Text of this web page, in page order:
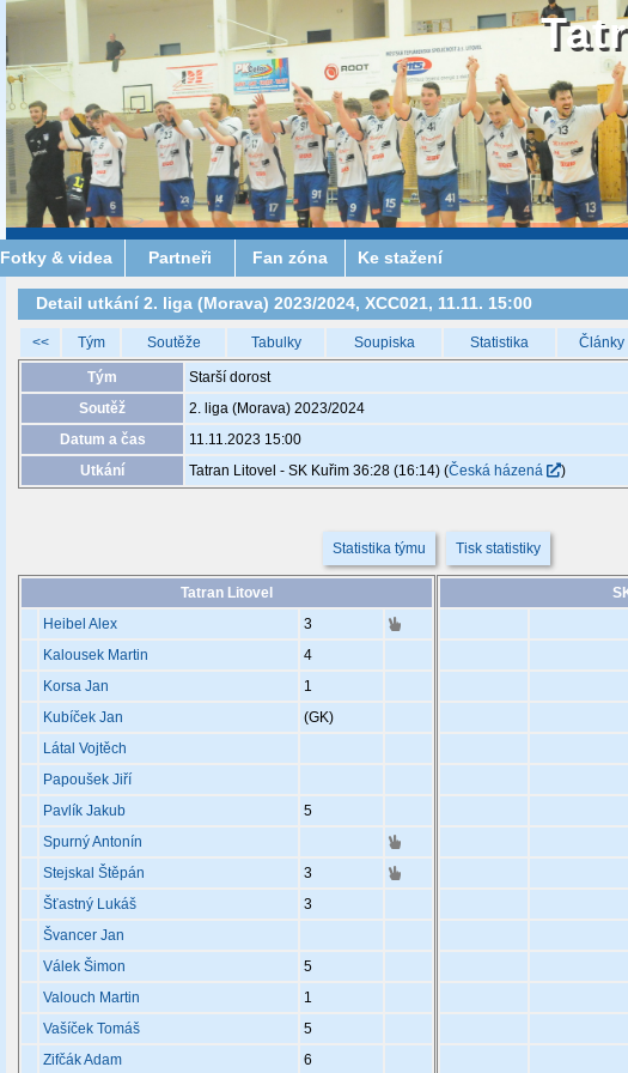
Fotky & videa Partneři Fan zóna Ke stažení
Detail utkání 2. liga (Morava) 2023/2024, XCC021, 11.11. 15:00
<< Tým Soutěže Tabulky Soupiska Statistika Články
Tým
Starší dorost
Soutěž
2. liga (Morava) 2023/2024
Datum a čas
11.11.2023 15:00
Utkání
Tatran Litovel - SK Kuřim 36:28 (16:14)(Česká házená )
Statistika týmu Tisk statistiky
Tatran Litovel
Heibel Alex
3
Kalousek Martin
4
Korsa Jan
1
Kubíček Jan
(GK)
Látal Vojtěch
Papoušek Jiří
Pavlík Jakub
5
Spurný Antonín
Stejskal Štěpán
3
Šťastný Lukáš
3
Švancer Jan
Válek Šimon
5
Valouch Martin
1
Vašíček Tomáš
5
Zifčák Adam
6